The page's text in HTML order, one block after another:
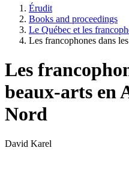
Érudit
Books and proceedings
Le Québec et les
Les francophones dans
Les
beaux-arts en
Nord
David Karel